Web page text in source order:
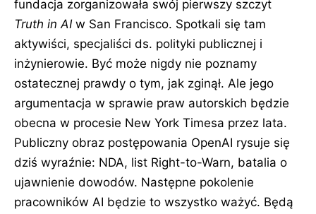
fundacja zorganizowała swój pierwszy szczyt
Truth in AIw San Francisco. Spotkali się tam
aktywiści, specjaliści ds. polityki publicznej i
inżynierowie. Być może nigdy nie poznamy
ostatecznej prawdy o tym, jak zginął. Ale jego
argumentacja w sprawie praw autorskich będzie
obecna w procesie New York Timesa przez lata.
Publiczny obraz postępowania OpenAI rysuje się
dziś wyraźnie: NDA, list Right-to-Warn, batalia o
ujawnienie dowodów. Następne pokolenie
pracowników AI będzie to wszystko ważyć. Będą